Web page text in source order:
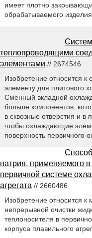
имеет плотно
обрабатываемого изделия
теплопроводящими
элементами // 2674546
Изобретение относится
элементу для плитового
Сменный вкладной
больше компонентов,
в сквозные отверстия и
чтобы охлаждающие
поверхность первичного
натрия, применяемого в
первичной системе
агрегата // 2660486
Изобретение относится к
непрерывной очистки
теплоносителя в
корпуса плавильного